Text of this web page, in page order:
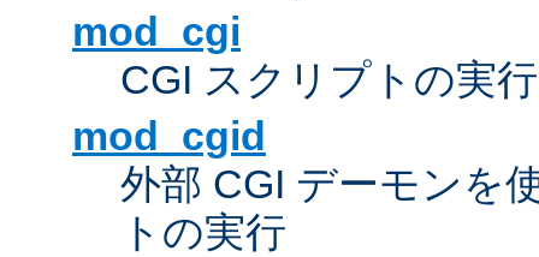
mod_cgi
CGI スクリプトの実行
mod_cgid
外部 CGI デーモンを
トの実行